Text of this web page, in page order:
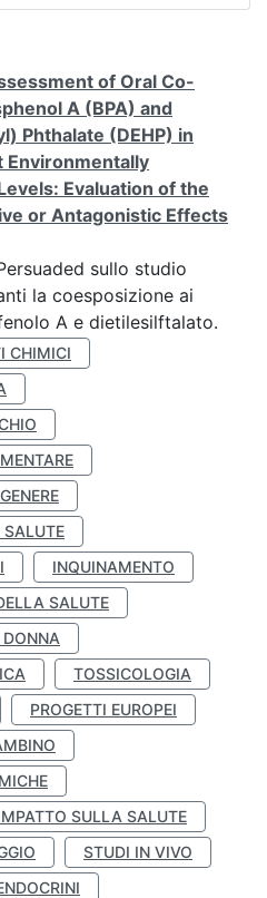
of Oral Co-
A (BPA) and
Phthalate (DEHP) in
Environmentally
Evaluation of the
or Antagonistic Effects
sullo studio
la coesposizione ai
A e dietilesilftalato.
CHIMICI
INQUINAMENTO
SALUTE
TOSSICOLOGIA
PROGETTI EUROPEI
SULLA SALUTE
STUDI IN VIVO